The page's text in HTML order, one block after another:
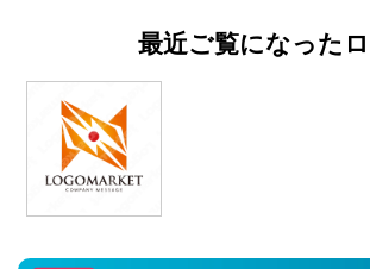
最近ご覧になった